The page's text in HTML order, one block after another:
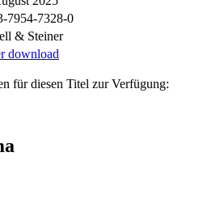
7954-7328-0
& Steiner
download
für diesen Titel zur Verfügung: